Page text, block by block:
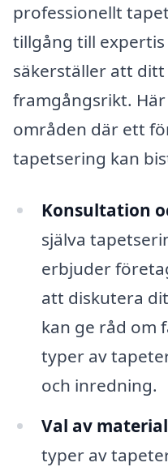
professionellt
tillgång till
säkerställer att
framgångsrikt.
områden där ett
tapetsering kan
Konsultation
själva
erbjuder
att diskutera
kan ge råd om
typer av
och inredning.
Val av
typer av